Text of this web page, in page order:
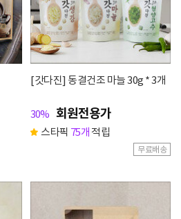
[갓다진] 동결건조 마늘 30g * 3개
30% 회원전용가
스타픽 75개적립
무료배송